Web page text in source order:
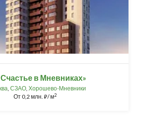
в Мневниках»
, СЗАО, Хорошево-Мневники
От0,2 млн. ⃏/ м2